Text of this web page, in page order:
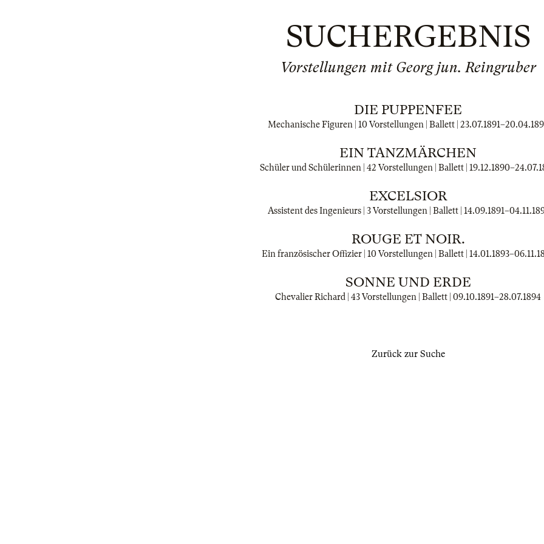
SUCHERGEBNIS
Vorstellungen mit Georg jun. Reingruber
DIE PUPPENFEE
Mechanische Figuren | 10 Vorstellungen | Ballett | 23.07.1891–
EIN TANZMÄRCHEN
Schüler und Schülerinnen | 42 Vorstellungen | Ballett | 19.12.1890–
EXCELSIOR
Assistent des Ingenieurs | 3 Vorstellungen | Ballett | 14.09.1891–
ROUGE ET NOIR.
Ein französischer Offizier | 10 Vorstellungen | Ballett | 14.01.1893–
SONNE UND ERDE
Chevalier Richard | 43 Vorstellungen | Ballett | 09.10.1891–28.07.1894
Zurück zur Suche